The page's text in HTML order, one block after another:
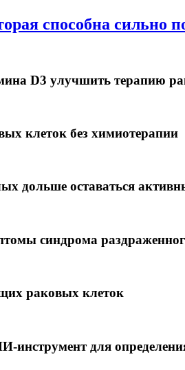
способна сильно
D3 улучшить терапию
клеток без химиотерапии
дольше оставаться
синдрома
раковых клеток
инструмент для